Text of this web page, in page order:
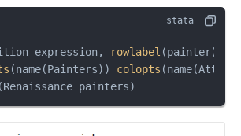
expression, rowlabel (painter)
(name(Painters)) colopts
(Renaissance painters)